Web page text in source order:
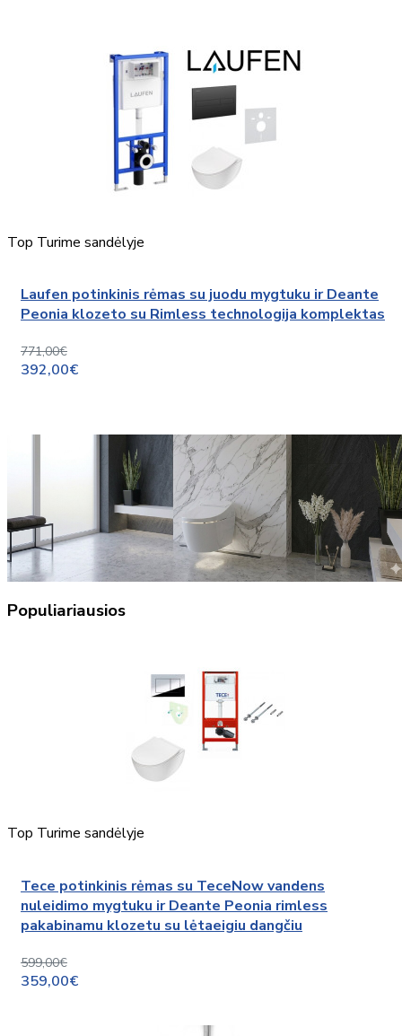
Top Turime sandėlyje
Laufen potinkinis rėmas su juodu mygtuku ir Deante
Peonia klozeto su Rimless technologija komplektas
771,00€
392,00€
Populiariausios
Top Turime sandėlyje
Tece potinkinis rėmas su TeceNow vandens
nuleidimo mygtuku ir Deante Peonia rimless
pakabinamu klozetu su lėtaeigiu dangčiu
599,00€
359,00€